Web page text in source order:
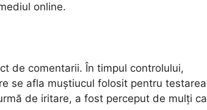
online.
de comentarii. În timpul controlului,
se afla muștiucul folosit pentru testarea
de iritare, a fost perceput de mulți ca